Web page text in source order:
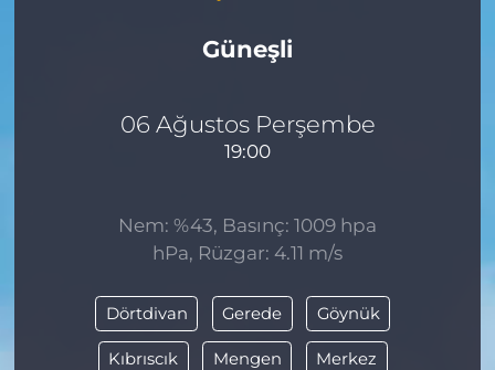
Güneşli
06 Ağustos Perşembe
19:00
Nem: %43, Basınç: 1009 hpa
hPa, Rüzgar: 4.11 m/s
Dörtdivan Gerede Göynük
Kıbrıscık Mengen Merkez